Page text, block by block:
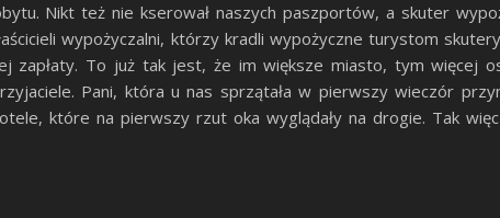
Nikt też nie kserował naszych paszportów, a skuter
wypożyczalni, którzy kradli wypożyczne turystom
zapłaty. To już tak jest, że im większe miasto, tym więcej
Pani, która u nas sprzątała w pierwszy wieczór
które na pierwszy rzut oka wyglądały na drogie. Tak